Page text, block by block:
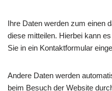
Ihre Daten werden zum einen
diese mitteilen. Hierbei kann
Sie in ein Kontaktformular
Andere Daten werden
beim Besuch der Website